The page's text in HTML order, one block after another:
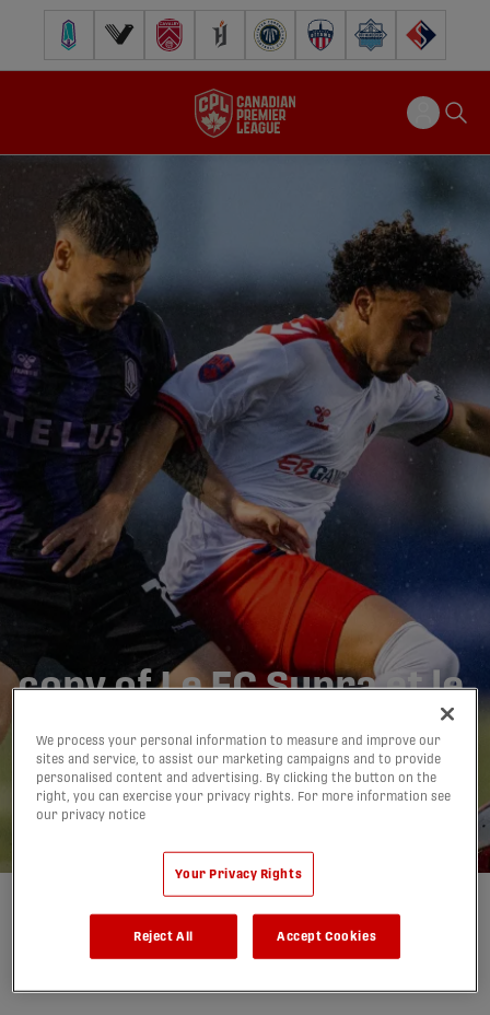
Pacific FC Vancouver FCCavalry FC Forge FC Inter Toronto FCAtlético OttawaHalifax Wanderers
FC Supra
copy of Le FC Supra et le
Pacific FC partagent les
points| FAITS
SAILLANTS
share-facebook
share-xshare-whatsapp
share-copy-link
We process your personal information to measure and improve our
sites and service, to assist our marketing campaigns and to provide
personalised content and advertising. By clicking the button on the
right, you can exercise your privacy rights. For more information see
our privacy notice
Your Privacy Rights
Reject All Accept Cookies